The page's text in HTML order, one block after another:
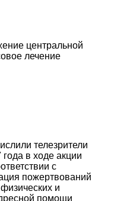
центральной
лечение
телезрители
в ходе акции
с
пожертвований
и
помощи